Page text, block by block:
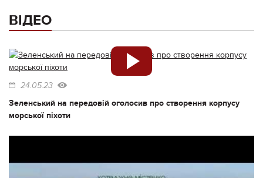
ВІДЕО
24.05.23
Зеленський на передовій оголосив про створення корпусу
морської піхоти